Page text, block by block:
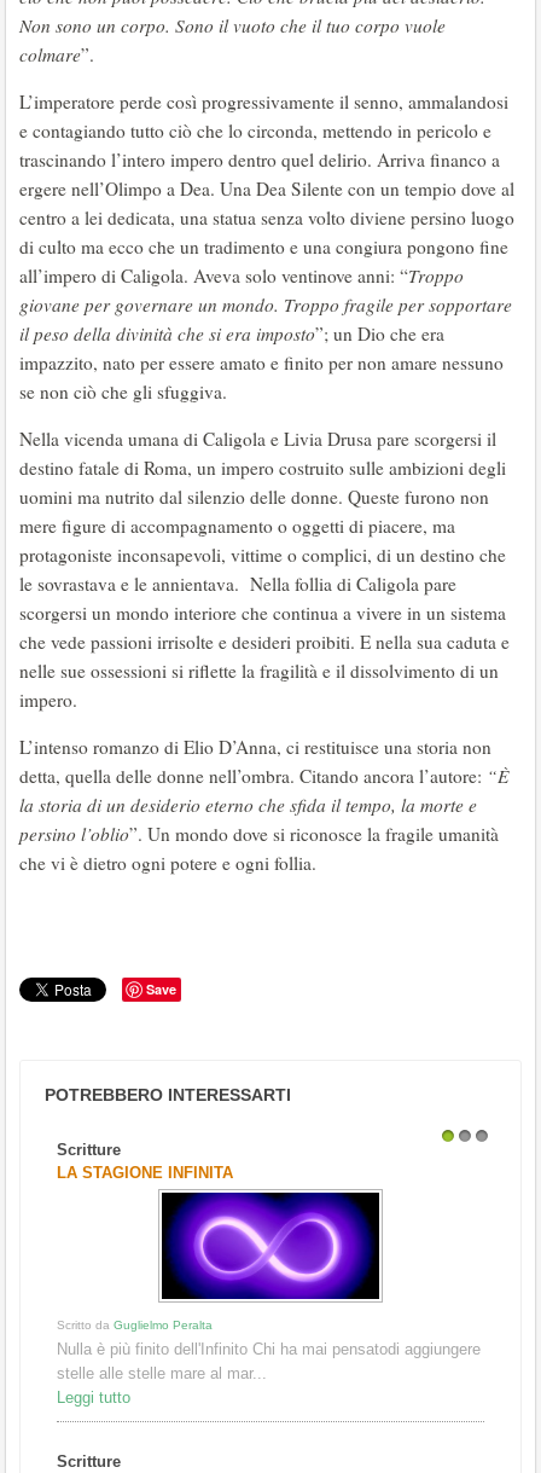
Non sono un corpo. Sono il vuoto che il tuo corpo vuole
colmare”.
L’imperatore perde così progressivamente il senno, ammalandosi
e contagiando tutto ciò che lo circonda, mettendo in pericolo e
trascinando l’intero impero dentro quel delirio. Arriva financo a
ergere nell’Olimpo a Dea. Una Dea Silente con un tempio dove al
centro a lei dedicata, una statua senza volto diviene persino luogo
di culto ma ecco che un tradimento e una congiura pongono fine
all’impero di Caligola. Aveva solo ventinove anni: “Troppo
giovane per governare un mondo. Troppo fragile per sopportare
il peso della divinità che si era imposto”; un Dio che era
impazzito, nato per essere amato e finito per non amare nessuno
se non ciò che gli sfuggiva.
Nella vicenda umana di Caligola e Livia Drusa pare scorgersi il
destino fatale di Roma, un impero costruito sulle ambizioni degli
uomini ma nutrito dal silenzio delle donne. Queste furono non
mere figure di accompagnamento o oggetti di piacere, ma
protagoniste inconsapevoli, vittime o complici, di un destino che
le sovrastava e le annientava. Nella follia di Caligola pare
scorgersi un mondo interiore che continua a vivere in un sistema
che vede passioni irrisolte e desideri proibiti. E nella sua caduta e
nelle sue ossessioni si riflette la fragilità e il dissolvimento di un
impero.
L’intenso romanzo di Elio D’Anna, ci restituisce una storia non
detta, quella delle donne nell’ombra. Citando ancora l’autore: “È
la storia di un desiderio eterno che sfida il tempo, la morte e
persino l’oblio”. Un mondo dove si riconosce la fragile umanità
che vi è dietro ogni potere e ogni follia.
Save
POTREBBERO INTERESSARTI
Scritture
LA STAGIONE INFINITA
Scritto da Guglielmo Peralta
Nulla è più finito dell'Infinito Chi ha mai pensatodi aggiungere
stelle alle stelle mare al mar...
Leggi tutto
Scritture